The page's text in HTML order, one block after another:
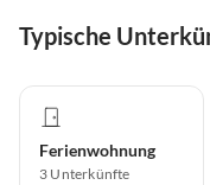
Typische
Ferienwohnung
3 Unterkünfte